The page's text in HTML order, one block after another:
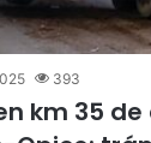
393
km 35